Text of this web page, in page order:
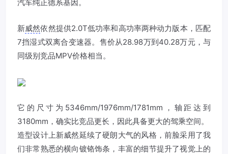
汽车纯正德系基因。
新威然依然提供2.0T低功率和高功率两种动力版本，匹配
7挡湿式双离合变速器。售价从28.98万到40.28万元，与
同级别竞品MPV价格相当。
它的尺寸为5346mm/1976mm/1781mm，轴距达到
3180mm，确实比竞品更长，因此具备更大的驾乘空间。
造型设计上新威然延续了硬朗大气的风格，前脸采用了我
们非常熟悉的横向镀铬饰条，丰富的细节提升了视觉上的